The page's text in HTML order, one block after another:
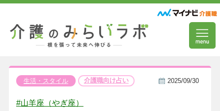
生活・スタイル 介護職向け占い 2025/09/30
#山羊座（やぎ座）